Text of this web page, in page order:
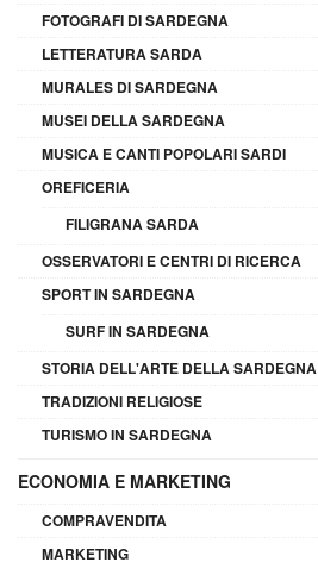
FOTOGRAFI DI SARDEGNA
LETTERATURA SARDA
MURALES DI SARDEGNA
MUSEI DELLA SARDEGNA
MUSICA E CANTI POPOLARI SARDI
OREFICERIA
FILIGRANA SARDA
OSSERVATORI E CENTRI DI RICERCA
SPORT IN SARDEGNA
SURF IN SARDEGNA
STORIA DELL'ARTE DELLA SARDEGNA
TRADIZIONI RELIGIOSE
TURISMO IN SARDEGNA
ECONOMIA E MARKETING
COMPRAVENDITA
MARKETING